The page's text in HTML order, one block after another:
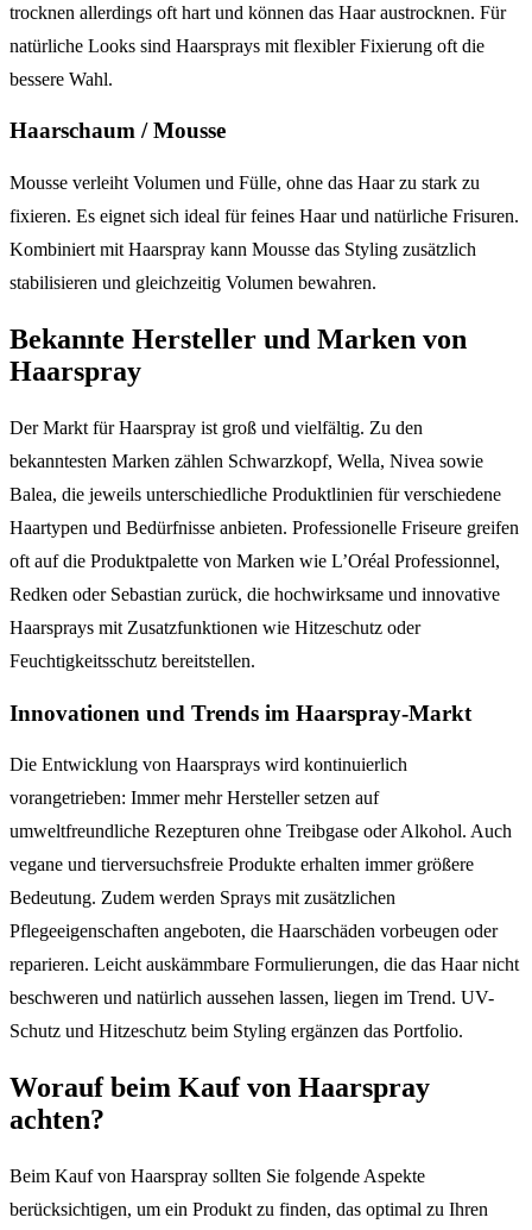
trocknen allerdings oft hart und können das Haar austrocknen. Für
natürliche Looks sind Haarsprays mit flexibler Fixierung oft die
bessere Wahl.
Haarschaum / Mousse
Mousse verleiht Volumen und Fülle, ohne das Haar zu stark zu
fixieren. Es eignet sich ideal für feines Haar und natürliche Frisuren.
Kombiniert mit Haarspray kann Mousse das Styling zusätzlich
stabilisieren und gleichzeitig Volumen bewahren.
Bekannte Hersteller und Marken von
Haarspray
Der Markt für Haarspray ist groß und vielfältig. Zu den
bekanntesten Marken zählen Schwarzkopf, Wella, Nivea sowie
Balea, die jeweils unterschiedliche Produktlinien für verschiedene
Haartypen und Bedürfnisse anbieten. Professionelle Friseure greifen
oft auf die Produktpalette von Marken wie L’Oréal Professionnel,
Redken oder Sebastian zurück, die hochwirksame und innovative
Haarsprays mit Zusatzfunktionen wie Hitzeschutz oder
Feuchtigkeitsschutz bereitstellen.
Innovationen und Trends im Haarspray-Markt
Die Entwicklung von Haarsprays wird kontinuierlich
vorangetrieben: Immer mehr Hersteller setzen auf
umweltfreundliche Rezepturen ohne Treibgase oder Alkohol. Auch
vegane und tierversuchsfreie Produkte erhalten immer größere
Bedeutung. Zudem werden Sprays mit zusätzlichen
Pflegeeigenschaften angeboten, die Haarschäden vorbeugen oder
reparieren. Leicht auskämmbare Formulierungen, die das Haar nicht
beschweren und natürlich aussehen lassen, liegen im Trend. UV-
Schutz und Hitzeschutz beim Styling ergänzen das Portfolio.
Worauf beim Kauf von Haarspray
achten?
Beim Kauf von Haarspray sollten Sie folgende Aspekte
berücksichtigen, um ein Produkt zu finden, das optimal zu Ihren